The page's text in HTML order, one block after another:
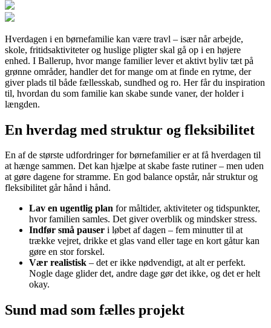
Hverdagen i en børnefamilie kan være travl – især når arbejde,
skole, fritidsaktiviteter og huslige pligter skal gå op i en højere
enhed. I Ballerup, hvor mange familier lever et aktivt byliv tæt på
grønne områder, handler det for mange om at finde en rytme, der
giver plads til både fællesskab, sundhed og ro. Her får du inspiration
til, hvordan du som familie kan skabe sunde vaner, der holder i
længden.
En hverdag med struktur og fleksibilitet
En af de største udfordringer for børnefamilier er at få hverdagen til
at hænge sammen. Det kan hjælpe at skabe faste rutiner – men uden
at gøre dagene for stramme. En god balance opstår, når struktur og
fleksibilitet går hånd i hånd.
Lav en ugentlig plan for måltider, aktiviteter og tidspunkter,
hvor familien samles. Det giver overblik og mindsker stress.
Indfør små pauser i løbet af dagen – fem minutter til at
trække vejret, drikke et glas vand eller tage en kort gåtur kan
gøre en stor forskel.
Vær realistisk – det er ikke nødvendigt, at alt er perfekt.
Nogle dage glider det, andre dage gør det ikke, og det er helt
okay.
Sund mad som fælles projekt